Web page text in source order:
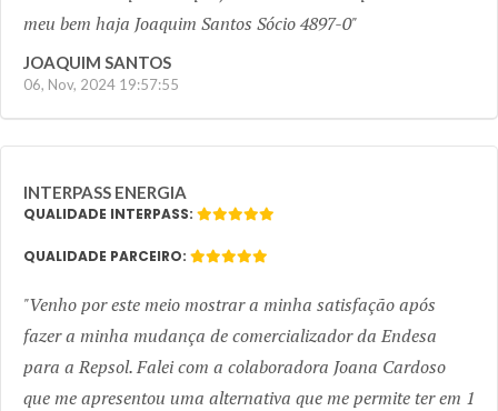
meu bem haja Joaquim Santos Sócio 4897-0
JOAQUIM SANTOS
06, Nov, 2024 19:57:55
INTERPASS ENERGIA
QUALIDADE INTERPASS:
QUALIDADE PARCEIRO:
Venho por este meio mostrar a minha satisfação após
fazer a minha mudança de comercializador da Endesa
para a Repsol. Falei com a colaboradora Joana Cardoso
que me apresentou uma alternativa que me permite ter em 1